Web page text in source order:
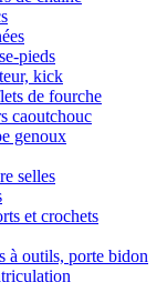
pieds
kick
de fourche
caoutchouc
genoux
selles
et crochets
à outils, porte bidon